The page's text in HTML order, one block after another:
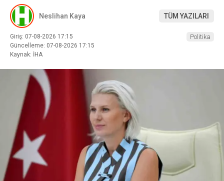
Neslihan Kaya TÜM YAZILARI
Giriş: 07-08-2026 17:15
Güncelleme: 07-08-2026 17:15
Kaynak: İHA
Politika